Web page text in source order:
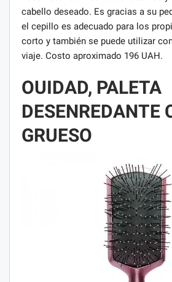
cabello deseado. Es gracias a su
el cepillo es adecuado para los
corto y también se puede utilizar
viaje. Costo aproximado 196 UAH.
OUIDAD, PALETA
DESENREDANTE
GRUESO